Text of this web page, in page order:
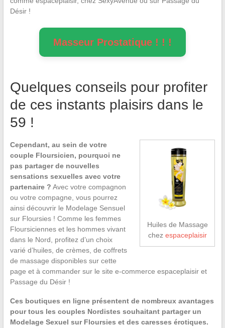
Désir !
Masseur Prostatique ! ! !
Quelques conseils pour profiter
de ces instants plaisirs dans le
59 !
Huiles de Massage
chez espaceplaisir
Cependant, au sein de votre
couple Floursicien, pourquoi ne
pas partager de nouvelles
sensations sexuelles avec votre
partenaire ? Avec votre compagnon
ou votre compagne, vous pourrez
ainsi découvrir le Modelage Sensuel
sur Floursies ! Comme les femmes
Floursiciennes et les hommes vivant
dans le Nord, profitez d’un choix
varié d’huiles, de crèmes, de coffrets
de massage disponibles sur cette
page et à commander sur le site e-commerce espaceplaisir et
Passage du Désir !
Ces boutiques en ligne présentent de nombreux avantages
pour tous les couples Nordistes souhaitant partager un
Modelage Sexuel sur Floursies et des caresses érotiques.